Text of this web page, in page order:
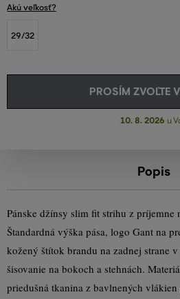
Akú veľkosť?
29/32
PROSÍM ZVOĽTE
10. 8. 2026 u
Popis
Pánske džínsy slim fit strihu z príjemne
Štandardná výška pása, logo Gant na
kožený štítok brandu na zadnej strane
šisovanie na bokoch a stehnách.
priedušná tkanina z bavlnených